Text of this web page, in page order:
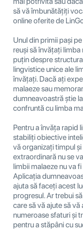
să vă îmbunătățiți
online oferite de
Unul din primii pași
reuși să învățați
puțin despre
lingvistice unice ale
învățați. Dacă ați
malaeze sau
dumneavoastră știe
confruntă cu limba
Pentru a învăța rapid
stabiliți obiective
vă organizați timpul
extraordinară nu se
limbii malaeze nu va
Aplicația
ajuta să faceți acest
progresul. Ar trebui
care să vă ajute să
numeroase sfaturi și
pentru a stăpâni cu